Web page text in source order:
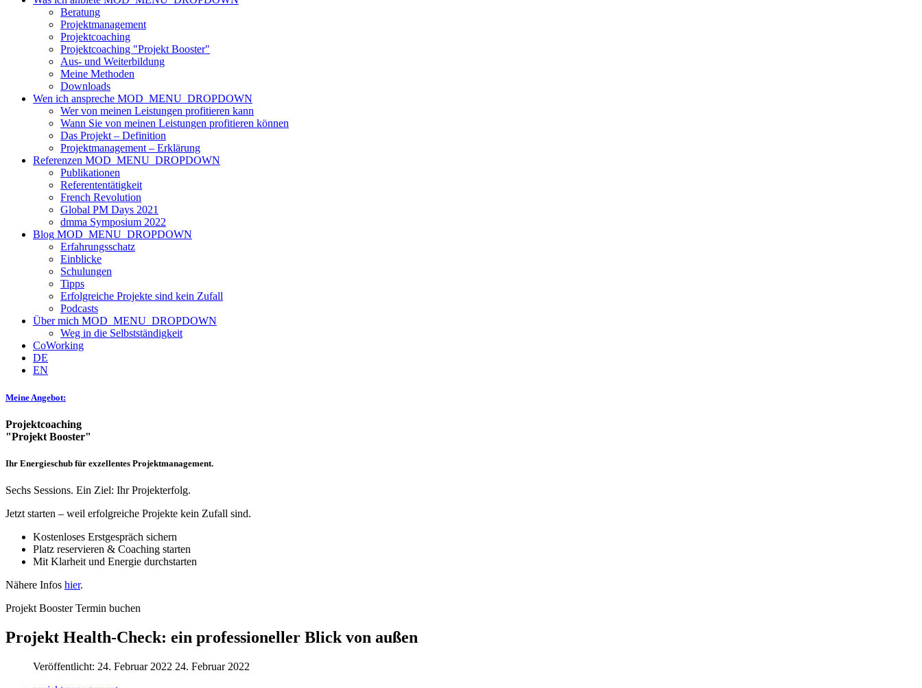
Beratung
Projektmanagement
Projektcoaching
Projektcoaching "Projekt Booster"
Aus- und Weiterbildung
Meine Methoden
Downloads
Wen ich anspreche MOD_MENU_DROPDOWN
Wer von meinen Leistungen profitieren kann
Wann Sie von meinen Leistungen profitieren können
Das Projekt – Definition
Projektmanagement – Erklärung
Referenzen MOD_MENU_DROPDOWN
Publikationen
Referententätigkeit
French Revolution
Global PM Days 2021
dmma Symposium 2022
Blog MOD_MENU_DROPDOWN
Erfahrungsschatz
Einblicke
Schulungen
Tipps
Erfolgreiche Projekte sind kein Zufall
Podcasts
Über mich MOD_MENU_DROPDOWN
Weg in die Selbstständigkeit
CoWorking
DE
EN
Meine Angebot:
Projektcoaching
"Projekt Booster"
Ihr Energieschub für exzellentes Projektmanagement.
Sechs Sessions. Ein Ziel: Ihr Projekterfolg.
Jetzt starten – weil erfolgreiche Projekte kein Zufall sind.
Kostenloses Erstgespräch sichern
Platz reservieren & Coaching starten
Mit Klarheit und Energie durchstarten
Nähere Infos hier.
Projekt Booster Termin buchen
Projekt Health-Check: ein professioneller Blick von außen
Veröffentlicht: 24. Februar 2022 24. Februar 2022